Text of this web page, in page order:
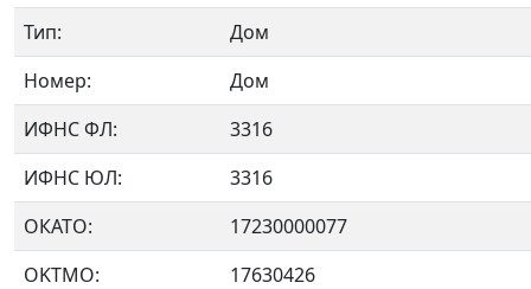
Тип:
Дом
Номер:
Дом
ИФНС ФЛ:
3316
ИФНС ЮЛ:
3316
ОКАТО:
17230000077
OKTMO:
17630426